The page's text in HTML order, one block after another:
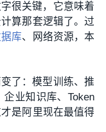
很关键，它意味着
算那套逻辑了。过
库、网络资源，本
了：模型训练、推
业知识库、Token
是阿里现在最值得